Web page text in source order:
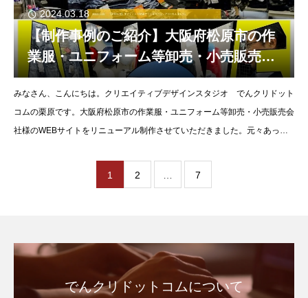
2024.03.18
【制作事例のご紹介】大阪府松原市の作
業服・ユニフォーム等卸売・小売販売会
社様のWEBサイトをリニューアル制作さ
せていただきました。
みなさん、こんにちは。クリエイティブデザインスタジオ でんクリドット
コムの栗原です。大阪府松原市の作業服・ユニフォーム等卸売・小売販売会
社様のWEBサイトをリニューアル制作させていただきました。元々あった
1 2 7
でんクリドットコムについて